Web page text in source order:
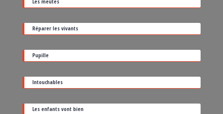
sa
date
de
sortie
Réparer les vivants
Pupille
Intouchables
Les enfants vont bien